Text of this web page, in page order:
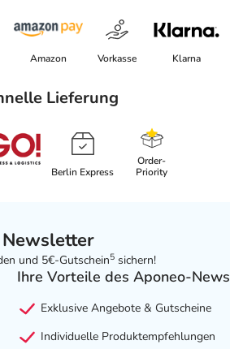
Amazon Vorkasse Klarna
Lieferung
Berlin Express
Order-
Priority
Newsletter
und 5€-Gutschein5 sichern!
Ihre Vorteile des Aponeo-
Exklusive Angebote & Gutscheine
Individuelle Produktempfehlungen